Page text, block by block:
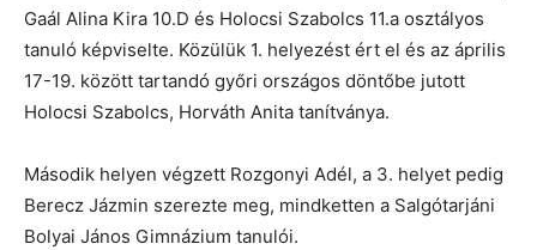
Gaál Alina Kira 10.D és Holocsi Szabolcs 11.a osztályos
tanuló képviselte. Közülük 1. helyezést ért el és az április
17-19. között tartandó győri országos döntőbe jutott
Holocsi Szabolcs, Horváth Anita tanítványa.
Második helyen végzett Rozgonyi Adél, a 3. helyet pedig
Berecz Jázmin szerezte meg, mindketten a Salgótarjáni
Bolyai János Gimnázium tanulói.